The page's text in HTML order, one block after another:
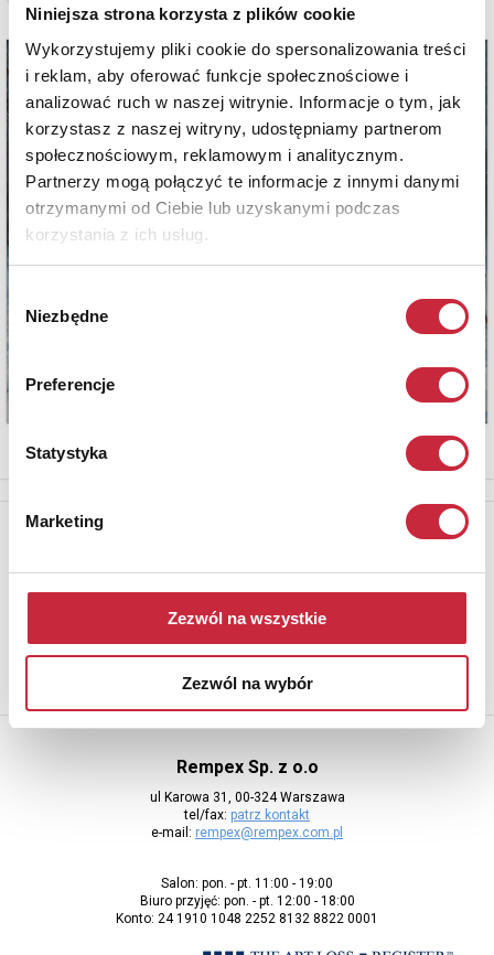
Niniejsza strona korzysta z plików cookie
Wykorzystujemy pliki cookie do spersonalizowania treści
i reklam, aby oferować funkcje społecznościowe i
analizować ruch w naszej witrynie. Informacje o tym, jak
korzystasz z naszej witryny, udostępniamy partnerom
społecznościowym, reklamowym i analitycznym.
Partnerzy mogą połączyć te informacje z innymi danymi
otrzymanymi od Ciebie lub uzyskanymi podczas
korzystania z ich usług.
Wybór
zgody
Niezbędne
Preferencje
Statystyka
Marketing
Zezwól na wszystkie
Zezwól na wybór
Rempex Sp. z o.o
ul Karowa 31, 00-324 Warszawa
tel/fax: patrz kontakt
e-mail: rempex@rempex.com.pl
Salon: pon. - pt. 11:00 - 19:00
Biuro przyjęć: pon. - pt. 12:00 - 18:00
Konto: 24 1910 1048 2252 8132 8822 0001